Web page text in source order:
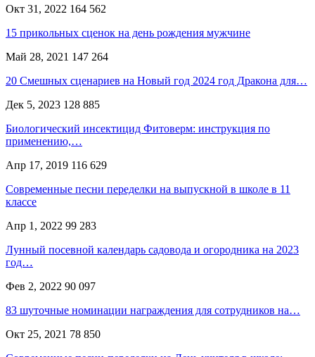
Окт 31, 2022 164 562
15 прикольных сценок на день рождения мужчине
Май 28, 2021 147 264
20 Смешных сценариев на Новый год 2024 год Дракона для…
Дек 5, 2023 128 885
Биологический инсектицид Фитоверм: инструкция по
применению,…
Апр 17, 2019 116 629
Современные песни переделки на выпускной в школе в 11
классе
Апр 1, 2022 99 283
Лунный посевной календарь садовода и огородника на 2023
год…
Фев 2, 2022 90 097
83 шуточные номинации награждения для сотрудников на…
Окт 25, 2021 78 850